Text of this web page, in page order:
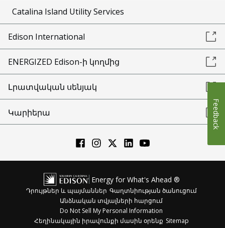
Catalina Island Utility Services
Edison International
ENERGIZED Edison-ի կողմից
Լրատվական սենյակ
Կարիերա
Energy for What's Ahead ®
Դրույթներ և պայմաններ Գաղտնիության ծանուցում
Անձնական տվյալների հարցում
Do Not Sell My Personal Information
Հեղինակային իրավունքի մասին օրենք Sitemap
Feedback